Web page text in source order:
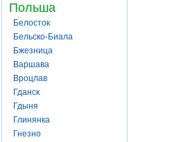
Польша
Белосток
Бельско-Биала
Бжезница
Варшава
Вроцлав
Гданск
Гдыня
Глинянка
Гнезно